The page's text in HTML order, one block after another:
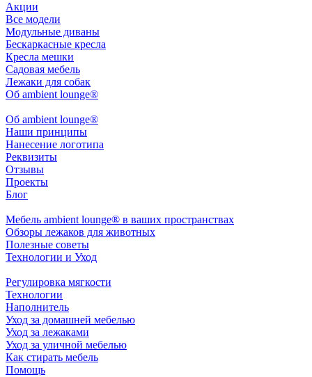
Акции
Все модели
Модульные диваны
Бескаркасные кресла
Кресла мешки
Садовая мебель
Лежаки для собак
Об ambient lounge®
Oб ambient lounge®
Наши принципы
Нанесение логотипа
Реквизиты
Отзывы
Проекты
Блог
Мебель ambient lounge® в ваших пространствах
Обзоры лежаков для животных
Полезные советы
Технологии и Уход
Регулировка мягкости
Технологии
Наполнитель
Уход за домашней мебелью
Уход за лежаками
Уход за уличной мебелью
Как стирать мебель
Помощь